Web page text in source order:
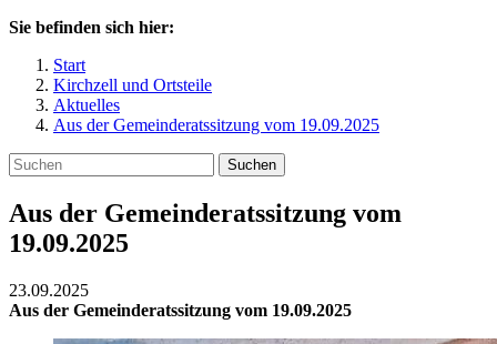
Sie befinden sich hier:
Start
Kirchzell und Ortsteile
Aktuelles
Aus der Gemeinderatssitzung vom 19.09.2025
Suchen
Aus der Gemeinderatssitzung vom
19.09.2025
23.09.2025
Aus der Gemeinderatssitzung vom 19.09.2025